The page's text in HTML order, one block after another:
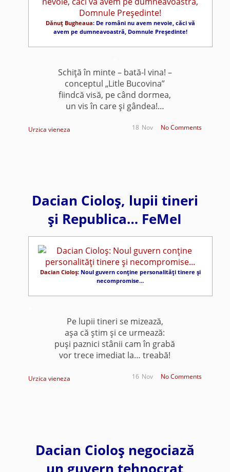
Dănuţ Bugheaua: De români nu avem nevoie, căci vă
avem pe dumneavoastră, Domnule Preşedinte!
Schiţă în minte – bată-l vina! –
conceptul „Litle Bucovina”
fiindcă visă, pe când dormea,
un vis în care şi gândea!…
Urzica vieneza No Comments
Nov
18
Dacian Cioloş, lupii tineri
şi Republica… FeMeI
Dacian Cioloş: Noul guvern conţine personalităţi tinere şi
necompromise…
Pe lupii tineri se mizează,
aşa că ştim şi ce urmează:
puşi paznici stânii cam în grabă
vor trece imediat la… treabă!
Urzica vieneza No Comments
Nov
16
Dacian Cioloş negociază